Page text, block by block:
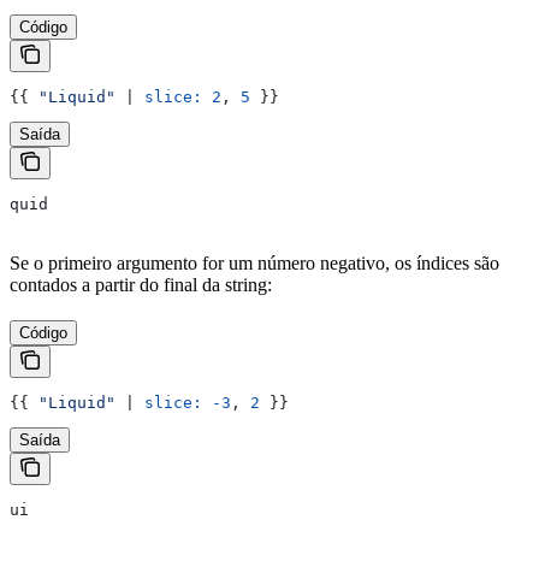
Código
{{ "Liquid" slice: 2 , 5 }}
Saída
quid
Se o primeiro argumento for um número negativo, os índices são
contados a partir do final da string:
Código
{{ "Liquid" slice: -3 , 2 }}
Saída
ui